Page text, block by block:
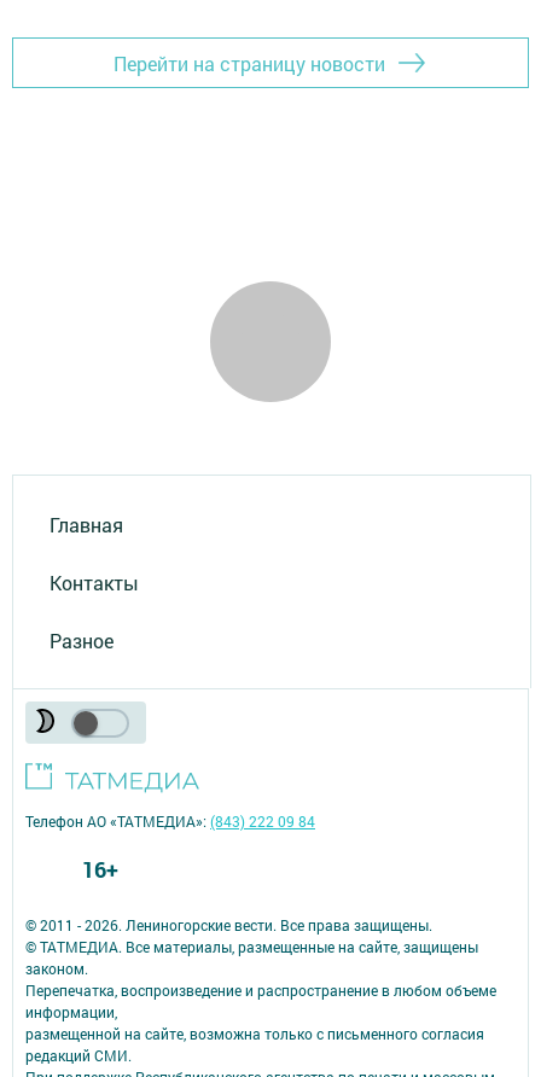
Перейти на страницу новости
Главная
Контакты
Разное
© 2011 - 2026. Лениногорские вести. Все права защищены.
© ТАТМЕДИА. Все материалы, размещенные на сайте, защищены
законом.
Перепечатка, воспроизведение и распространение в любом объеме
информации,
размещенной на сайте, возможна только с письменного согласия
редакций СМИ.
Телефон АО «ТАТМЕДИА»:(843) 222 09 84
16+